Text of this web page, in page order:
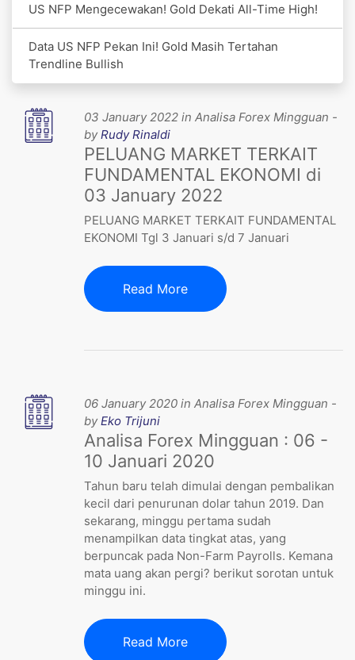
US NFP Mengecewakan! Gold Dekati All-Time High!
Data US NFP Pekan Ini! Gold Masih Tertahan
Trendline Bullish
03 January 2022 in Analisa Forex Mingguan -
byRudy Rinaldi
PELUANG MARKET TERKAIT
FUNDAMENTAL EKONOMI di
03 January 2022
PELUANG MARKET TERKAIT FUNDAMENTAL
EKONOMI Tgl 3 Januari s/d 7 Januari
Read More
06 January 2020 in Analisa Forex Mingguan -
byEko Trijuni
Analisa Forex Mingguan : 06 -
10 Januari 2020
Tahun baru telah dimulai dengan pembalikan
kecil dari penurunan dolar tahun 2019. Dan
sekarang, minggu pertama sudah
menampilkan data tingkat atas, yang
berpuncak pada Non-Farm Payrolls. Kemana
mata uang akan pergi? berikut sorotan untuk
minggu ini.
Read More